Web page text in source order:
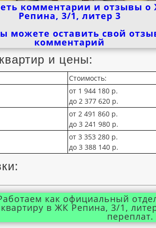
комментарии и отзывы о
Репина, 3/1, литер 3
можете оставить свой
комментарий
и цены:
Стоимость:
от 1 944 180 р.
до 2 377 620 р.
от 2 491 860 р.
до 3 241 980 р.
от 3 353 280 р.
до 3 388 140 р.
как официальный
в ЖК Репина, 3/1,
переплат.